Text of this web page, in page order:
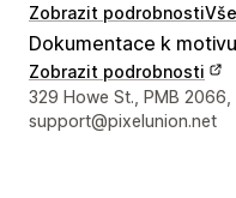
Zobrazit podrobnosti
Dokumentace k motivu
Zobrazit podrobnosti
Kontaktní údaje
329 Howe St., PMB
support@pixelunion.net